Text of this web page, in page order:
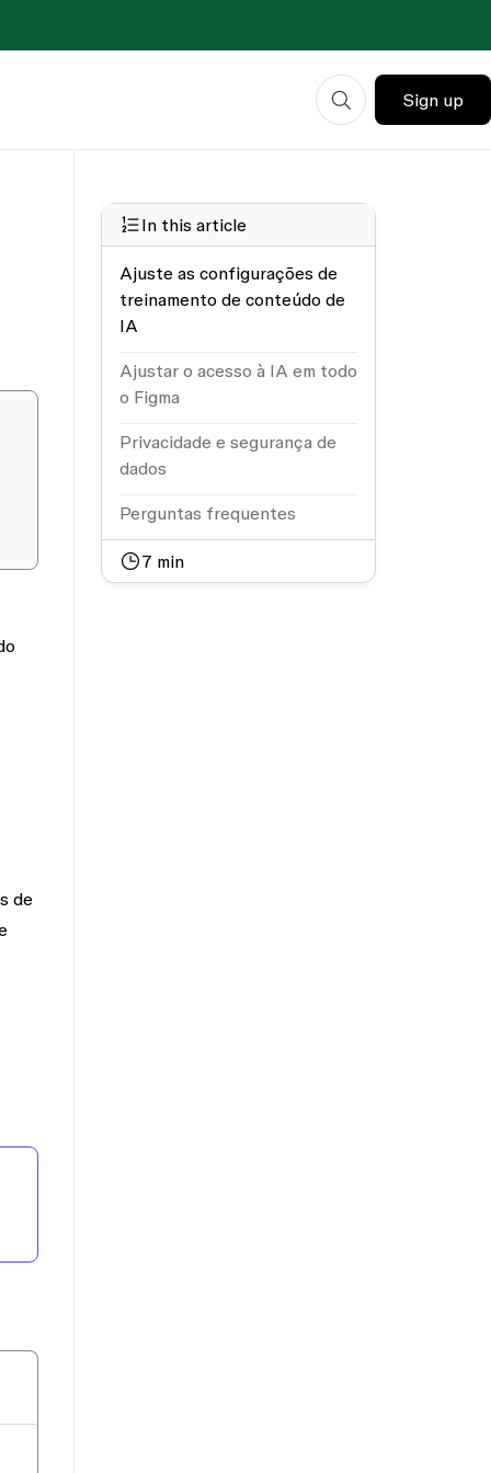
Sign up
de
In this article
Ajuste as configurações de
treinamento de conteúdo de
IA
Ajustar o acesso à IA em todo
o Figma
Privacidade e segurança de
dados
Perguntas frequentes
7 min